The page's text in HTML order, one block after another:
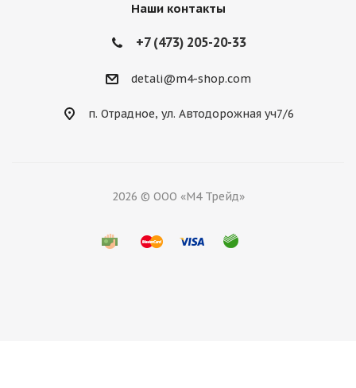
Наши контакты
+7 (473) 205-20-33
detali@m4-shop.com
п. Отрадное, ул. Автодорожная уч7/6
2026 © ООО «М4 Трейд»